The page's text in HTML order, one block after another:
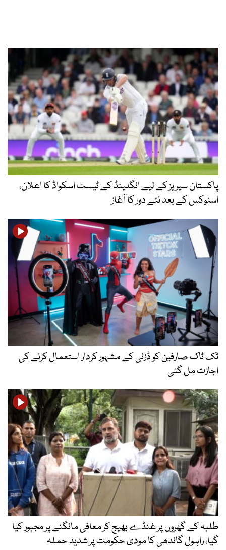
پاکستان سیریز کے لیے انگلینڈ کے ٹیسٹ اسکواڈ کا اعلان،
اسٹوکس کے بعد نئے دور کا آغاز
ٹک ٹاک صارفین کو ڈزنی کے مشہور کردار استعمال کرنے کی
اجازت مل گئی
طلبہ کے گھروں پر غنڈے بھیج کر معافی مانگنے پر مجبور کیا
گیا، راہول گاندھی کا مودی حکومت پر شدید حملہ